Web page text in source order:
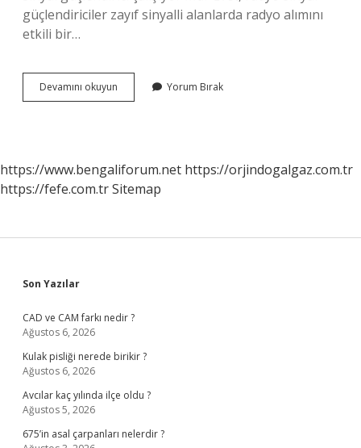
güçlendiriciler zayıf sinyalli alanlarda radyo alımını
etkili bir…
Devamını okuyun
Sinyali
Yorum Bırak
https://www.bengaliforum.net https://orjindogalgaz.com.tr
https://fefe.com.trSitemap
Sidebar
Son Yazılar
CAD ve CAM farkı nedir ?
Ağustos 6, 2026
Kulak pisliği nerede birikir ?
Ağustos 6, 2026
Avcılar kaç yılında ilçe oldu ?
Ağustos 5, 2026
675’in asal çarpanları nelerdir ?